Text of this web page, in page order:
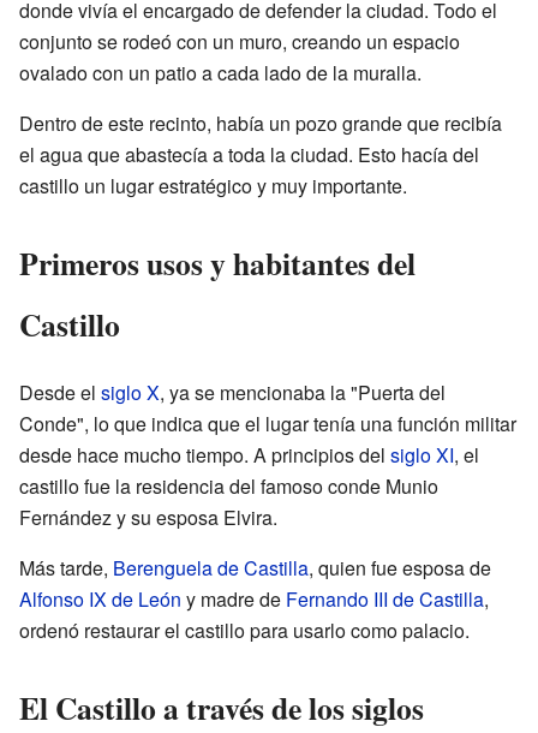
donde vivía el encargado de defender la ciudad. Todo el
conjunto se rodeó con un muro, creando un espacio
ovalado con un patio a cada lado de la muralla.
Dentro de este recinto, había un pozo grande que recibía
el agua que abastecía a toda la ciudad. Esto hacía del
castillo un lugar estratégico y muy importante.
Primeros usos y habitantes del
Castillo
Desde el siglo X, ya se mencionaba la "Puerta del
Conde", lo que indica que el lugar tenía una función militar
desde hace mucho tiempo. A principios del siglo XI, el
castillo fue la residencia del famoso conde Munio
Fernández y su esposa Elvira.
Más tarde, Berenguela de Castilla, quien fue esposa de
Alfonso IX de León y madre de Fernando III de Castilla,
ordenó restaurar el castillo para usarlo como palacio.
El Castillo a través de los siglos